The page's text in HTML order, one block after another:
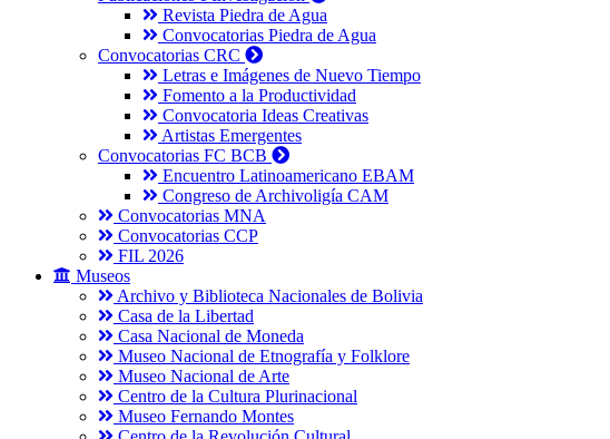
Revista Piedra de Agua
Convocatorias Piedra de Agua
Convocatorias CRC
Letras e Imágenes de Nuevo Tiempo
Fomento a la Productividad
Convocatoria Ideas Creativas
Artistas Emergentes
Convocatorias FC BCB
Encuentro Latinoamericano EBAM
Congreso de Archivoligía CAM
Convocatorias MNA
Convocatorias CCP
FIL 2026
Museos
Archivo y Biblioteca Nacionales de Bolivia
Casa de la Libertad
Casa Nacional de Moneda
Museo Nacional de Etnografía y Folklore
Museo Nacional de Arte
Centro de la Cultura Plurinacional
Museo Fernando Montes